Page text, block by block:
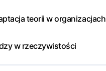
teorii w organizacjach
w rzeczywistości